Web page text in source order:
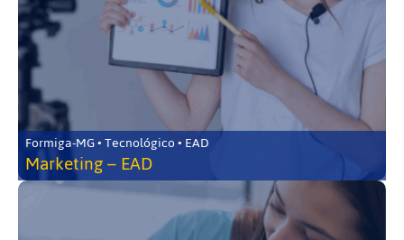
Formiga-MG • Tecnológico • EAD
Marketing – EAD